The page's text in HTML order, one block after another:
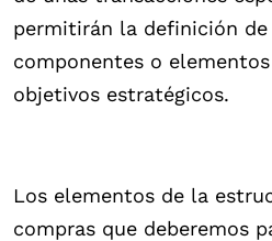
permitirán la definición de
componentes o
objetivos estratégicos.
Los elementos de la
compras que deberemos